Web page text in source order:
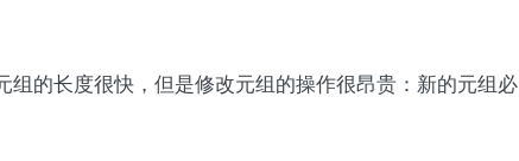
的长度很快，但是修改元组的操作很昂贵：新的元组必